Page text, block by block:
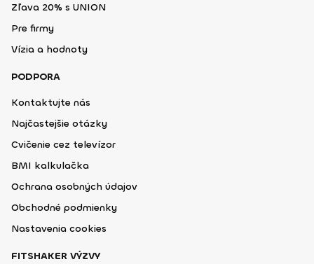
Zľava 20% s UNION
Pre firmy
Vízia a hodnoty
PODPORA
Kontaktujte nás
Najčastejšie otázky
Cvičenie cez televízor
BMI kalkulačka
Ochrana osobných údajov
Obchodné podmienky
Nastavenia cookies
FITSHAKER VÝZVY